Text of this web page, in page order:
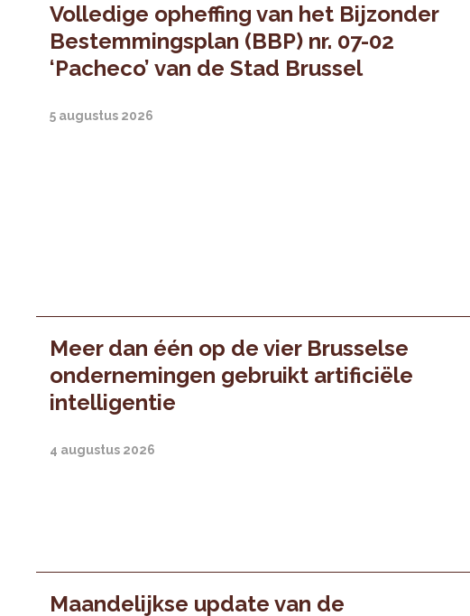
Volledige opheffing van het Bijzonder
Bestemmingsplan (BBP) nr. 07-02
‘Pacheco’ van de Stad Brussel
5 augustus 2026
Meer dan één op de vier Brusselse
ondernemingen gebruikt artificiële
intelligentie
4 augustus 2026
Maandelijkse update van de